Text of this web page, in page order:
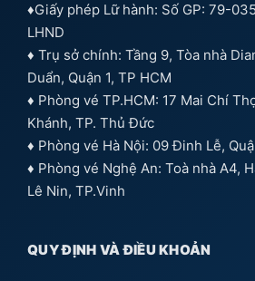
♦Giấy phép Lữ hành: Số GP: 79-
LHND
♦ Trụ sở chính: Tầng 9, Tòa nhà
Duẩn, Quận 1, TP HCM
♦ Phòng vé TP.HCM: 17 Mai Chí
Khánh, TP. Thủ Đức
♦ Phòng vé Hà Nội: 09 Đinh Lễ,
♦ Phòng vé Nghệ An: Toà nhà A4,
Lê Nin, TP.Vinh
QUY ĐỊNH VÀ ĐIỀU KHOẢN